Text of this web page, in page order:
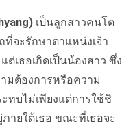
เป็นลูกสาวคนโต
ที่จะรักษาตาแหน่งเจ้า
เธอเกิดเป็นน้องสาว ซึ่ง
มต้องการหรือความ
ทบไม่เพียงแต่การใช้ชิ
ายใต้เธอ ขณะที่เธอจะ